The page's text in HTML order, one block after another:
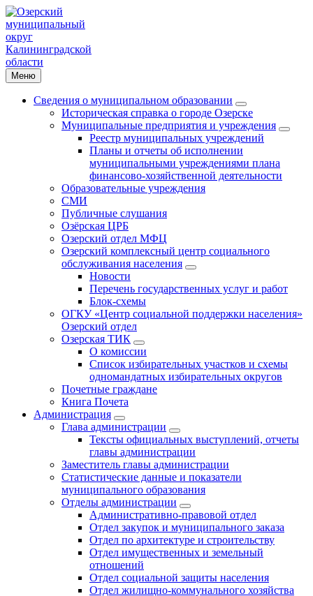
Меню
Сведения о муниципальном образовании
Историческая справка о городе Озерске
Муниципальные предприятия и учреждения
Реестр муниципальных учреждений
Планы и отчеты об исполнении
муниципальными учреждениями плана
финансово-хозяйственной деятельности
Образовательные учреждения
СМИ
Публичные слушания
Озёрская ЦРБ
Озерский отдел МФЦ
Озерский комплексный центр социального
обслуживания населения
Новости
Перечень государственных услуг и работ
Блок-схемы
ОГКУ «Центр социальной поддержки населения»
Озерский отдел
Озерская ТИК
О комиссии
Список избирательных участков и схемы
одномандатных избирательных округов
Почетные граждане
Книга Почета
Администрация
Глава администрации
Тексты официальных выступлений, отчеты
главы администрации
Заместитель главы администрации
Статистические данные и показатели
муниципального образования
Отделы администрации
Административно-правовой отдел
Отдел закупок и муниципального заказа
Отдел по архитектуре и строительству
Отдел имущественных и земельный
отношений
Отдел социальной защиты населения
Отдел жилищно-коммунального хозяйства